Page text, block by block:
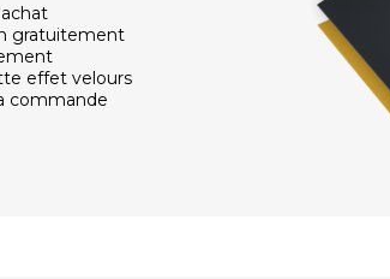
gratuitement
effet velours
commande